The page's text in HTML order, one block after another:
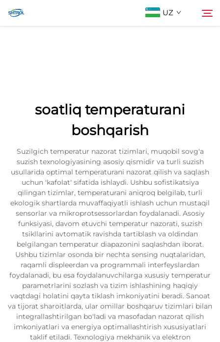
UZ
Biz bilan bog'lanish
soatliq temperaturani
boshqarish
Suzilgich temperatur nazorat tizimlari, muqobil sovg'a
suzish texnologiyasining asosiy qismidir va turli suzish
usullarida optimal temperaturani nazorat qilish va saqlash
uchun 'kafolat' sifatida ishlaydi. Ushbu sofistikatsiya
qilingan tizimlar, temperaturani aniqroq belgilab, turli
ekologik shartlarda muvaffaqiyatli ishlash uchun mustaqil
sensorlar va mikroprotsessorlardan foydalanadi. Asosiy
funksiyasi, davom etuvchi temperatur nazorati, suzish
tsikllarini avtomatik ravishda tartiblash va oldindan
belgilangan temperatur diapazonini saqlashdan iborat.
Ushbu tizimlar osonda bir nechta sensing nuqtalaridan,
raqamli displeerdan va programmali interfeyslardan
foydalanadi, bu esa foydalanuvchilarga xususiy temperatur
parametrlarini sozlash va tizim ishlashining haqiqiy
vaqtdagi holatini qayta tiklash imkoniyatini beradi. Sanoat
va tijorat sharoitlarda, ular omillar boshqaruv tizimlari bilan
integrallashtirilgan bo'ladi va masofadan nazorat qilish
imkoniyatlari va energiya optimallashtirish xususiyatlari
taklif etiladi. Texnologiya mekhanik va elektron